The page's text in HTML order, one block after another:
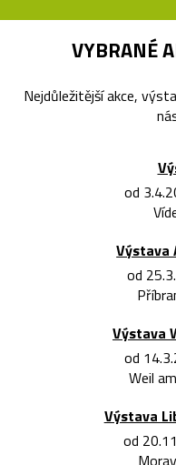
VYBRANÉ
Nejdůležitější akce,
od
Výstava
od
Výstava
od
Weil
Výstava
od